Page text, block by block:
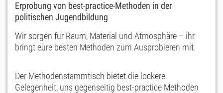
Erprobung von best-practice-Methoden in der
politischen Jugendbildung
Wir sorgen für Raum, Material und Atmosphäre – ihr
bringt eure besten Methoden zum Ausprobieren mit.
Der Methodenstammtisch bietet die lockere
Gelegenheit, uns gegenseitig best-practice Methoden